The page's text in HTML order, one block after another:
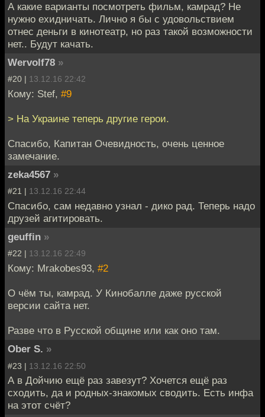
А какие варианты посмотреть фильм, камрад? Не
нужно ехидничать. Лично я бы с удовольствием
отнес деньги в кинотеатр, но раз такой возможности
нет.. Будут качать.
Wervolf78 »
#20 | 13.12.16 22:42
Кому: Stef, #9
> На Украине теперь другие герои.
Спасибо, Капитан Очевидность, очень ценное
замечание.
zeka4567 »
#21 | 13.12.16 22:44
Спасибо, сам недавно узнал - дико рад. Теперь надо
друзей агитировать.
geuffin »
#22 | 13.12.16 22:49
Кому: Mrakobes93, #2
О чём ты, камрад. У Кинобалле даже русской
версии сайта нет.
Разве что в Русской общине или как оно там.
Ober S. »
#23 | 13.12.16 22:50
А в Дойчию ещё раз завезут? Хочется ещё раз
сходить, да и родных-знакомых сводить. Есть инфа
на этот счёт?